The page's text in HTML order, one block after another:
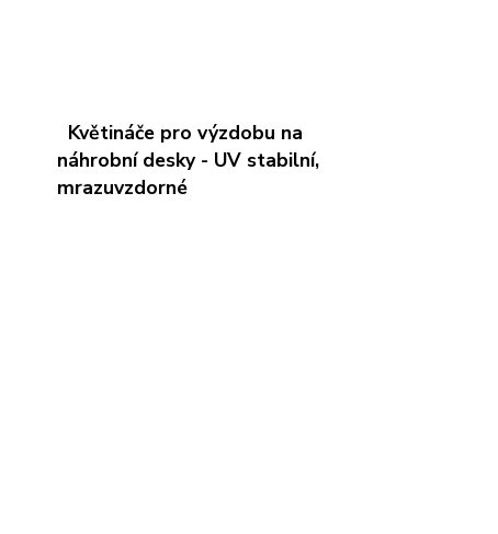
Květináče pro výzdobu na
náhrobní desky - UV stabilní,
mrazuvzdorné